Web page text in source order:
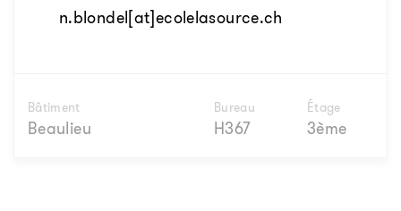
n.blondel[at]ecolelasource.ch
Bâtiment
Beaulieu
Bureau
H367
Étage
3ème